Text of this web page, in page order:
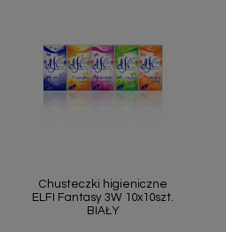
Chusteczki higieniczne
ELFI Fantasy 3W 10x10szt.
BIAŁY